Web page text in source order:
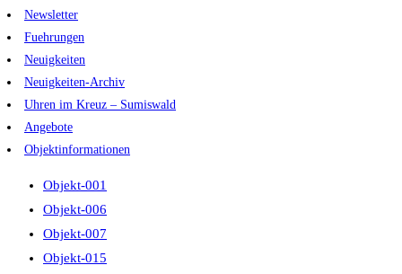
Newsletter
Fuehrungen
Neuigkeiten
Neuigkeiten-Archiv
Uhren im Kreuz – Sumiswald
Angebote
Objektinformationen
Objekt-001
Objekt-006
Objekt-007
Objekt-015